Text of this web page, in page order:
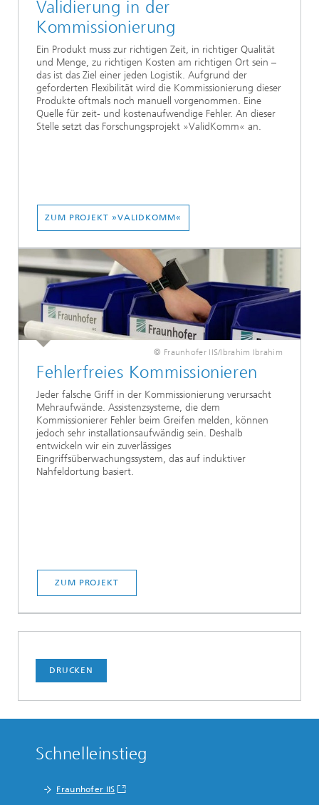
Validierung in der
Kommissionierung
Ein Produkt muss zur richtigen Zeit, in richtiger Qualität
und Menge, zu richtigen Kosten am richtigen Ort sein –
das ist das Ziel einer jeden Logistik. Aufgrund der
geforderten Flexibilität wird die Kommissionierung dieser
Produkte oftmals noch manuell vorgenommen. Eine
Quelle für zeit- und kostenaufwendige Fehler. An dieser
Stelle setzt das Forschungsprojekt »ValidKomm« an.
ZUM PROJEKT »VALIDKOMM«
© Fraunhofer IIS/Ibrahim Ibrahim
Fehlerfreies Kommissionieren
Jeder falsche Griff in der Kommissionierung verursacht
Mehraufwände. Assistenzsysteme, die dem
Kommissionierer Fehler beim Greifen melden, können
jedoch sehr installationsaufwändig sein. Deshalb
entwickeln wir ein zuverlässiges
Eingriffsüberwachungssystem, das auf induktiver
Nahfeldortung basiert.
ZUM PROJEKT
DRUCKEN
Schnelleinstieg
Fraunhofer IIS